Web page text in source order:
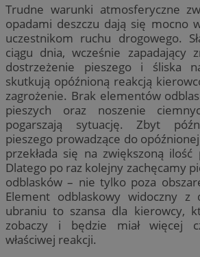
Trudne warunki atmosferyczne
opadami deszczu dają się mocno
uczestnikom ruchu drogowego.
ciągu dnia, wcześnie zapadający
dostrzeżenie pieszego i śliska
skutkują opóźnioną reakcją
zagrożenie. Brak elementów
pieszych oraz noszenie
pogarszają sytuację. Zbyt
pieszego prowadzące do
przekłada się na zwiększoną ilość
Dlatego po raz kolejny zachęcamy
odblasków – nie tylko poza
Element odblaskowy widoczny z
ubraniu to szansa dla kierowcy,
zobaczy i będzie miał więcej
właściwej reakcji.